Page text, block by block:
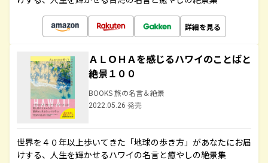
詳細を見る
ＡＬＯＨＡを感じるハワイのことばと
絶景１００
BOOKS 旅の名言＆絶景
2022.05.26 発売
世界を４０年以上歩いてきた「地球の歩き方」があなたにお届
けする、人生を輝かせるハワイの名言と癒やしの絶景集